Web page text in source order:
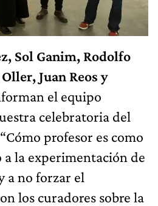
Sol Ganim, Rodolfo
Juan Reos y
el equipo
celebratoria del
profesor es como
a la experimentación de
a no forzar el
los curadores sobre la